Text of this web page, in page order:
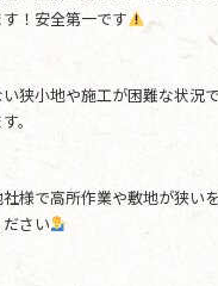
！安全第一です
狭小地や施工が困難な状況
。
様で高所作業や敷地が狭い
さい